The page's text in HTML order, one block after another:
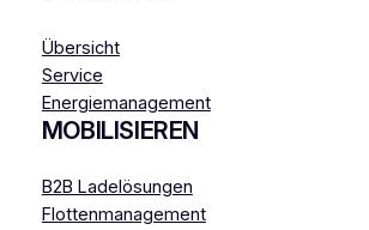
Übersicht
Service
Energiemanagement
MOBILISIEREN
B2B Ladelösungen
Flottenmanagement